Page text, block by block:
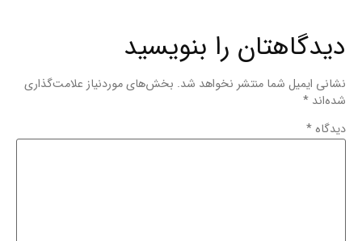
دیدگاهتان را بنویسید
نشانی ایمیل شما منتشر نخواهد شد. بخش‌های موردنیاز علامت‌گذاری
شده‌اند *
دیدگاه *